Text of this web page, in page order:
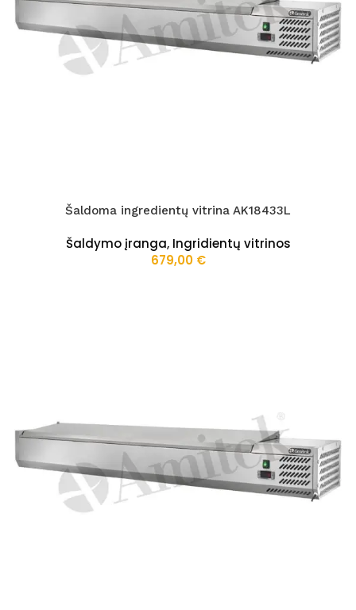
Šaldoma ingredientų vitrina AK18433L
Šaldymo įranga, Ingridientų vitrinos
679,00 €